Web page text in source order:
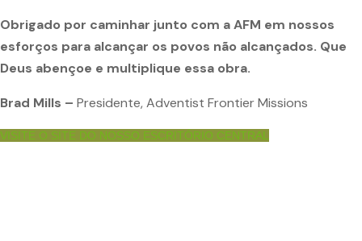
Obrigado por caminhar junto com a AFM em nossos
esforços para alcançar os povos não alcançados. Que
Deus abençoe e multiplique essa obra.
Brad Mills – Presidente, Adventist Frontier Missions
VISITE O SITE DO NOSSO ESCRITÓRIO CENTRAL